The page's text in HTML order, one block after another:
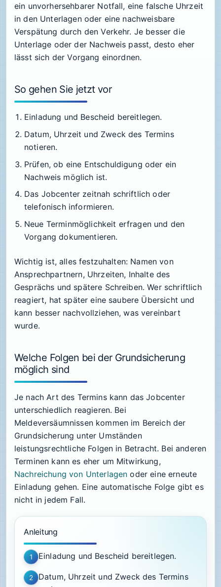
ein unvorhersehbarer Notfall, eine falsche Uhrzeit
in den Unterlagen oder eine nachweisbare
Verspätung durch den Verkehr. Je besser die
Unterlage oder der Nachweis passt, desto eher
lässt sich der Vorgang einordnen.
So gehen Sie jetzt vor
Einladung und Bescheid bereitlegen.
Datum, Uhrzeit und Zweck des Termins
notieren.
Prüfen, ob eine Entschuldigung oder ein
Nachweis möglich ist.
Das Jobcenter zeitnah schriftlich oder
telefonisch informieren.
Neue Terminmöglichkeit erfragen und den
Vorgang dokumentieren.
Wichtig ist, alles festzuhalten: Namen von
Ansprechpartnern, Uhrzeiten, Inhalte des
Gesprächs und spätere Schreiben. Wer schriftlich
reagiert, hat später eine saubere Übersicht und
kann besser nachvollziehen, was vereinbart
wurde.
Welche Folgen bei der Grundsicherung
möglich sind
Je nach Art des Termins kann das Jobcenter
unterschiedlich reagieren. Bei
Meldeversäumnissen kommen im Bereich der
Grundsicherung unter Umständen
leistungsrechtliche Folgen in Betracht. Bei anderen
Terminen kann es eher um Mitwirkung,
Nachreichung von Unterlagen oder eine erneute
Einladung gehen. Eine automatische Folge gibt es
nicht in jedem Fall.
Anleitung
1 Einladung und Bescheid bereitlegen.
2
Datum, Uhrzeit und Zweck des Termins